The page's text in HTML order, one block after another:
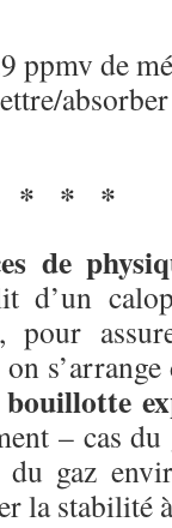
ppmv de
* * *
de
d’un
pour
s’arrange
– cas
gaz
la stabilité